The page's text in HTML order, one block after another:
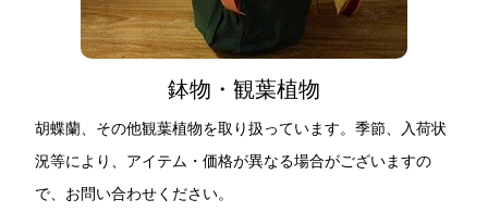
鉢物・観葉植物
胡蝶蘭、その他観葉植物を取り扱っています。季節、入荷状
況等により、アイテム・価格が異なる場合がございますの
で、お問い合わせください。